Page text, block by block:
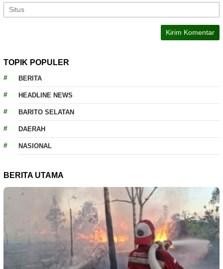
TOPIK POPULER
BERITA
HEADLINE NEWS
BARITO SELATAN
DAERAH
NASIONAL
BERITA UTAMA